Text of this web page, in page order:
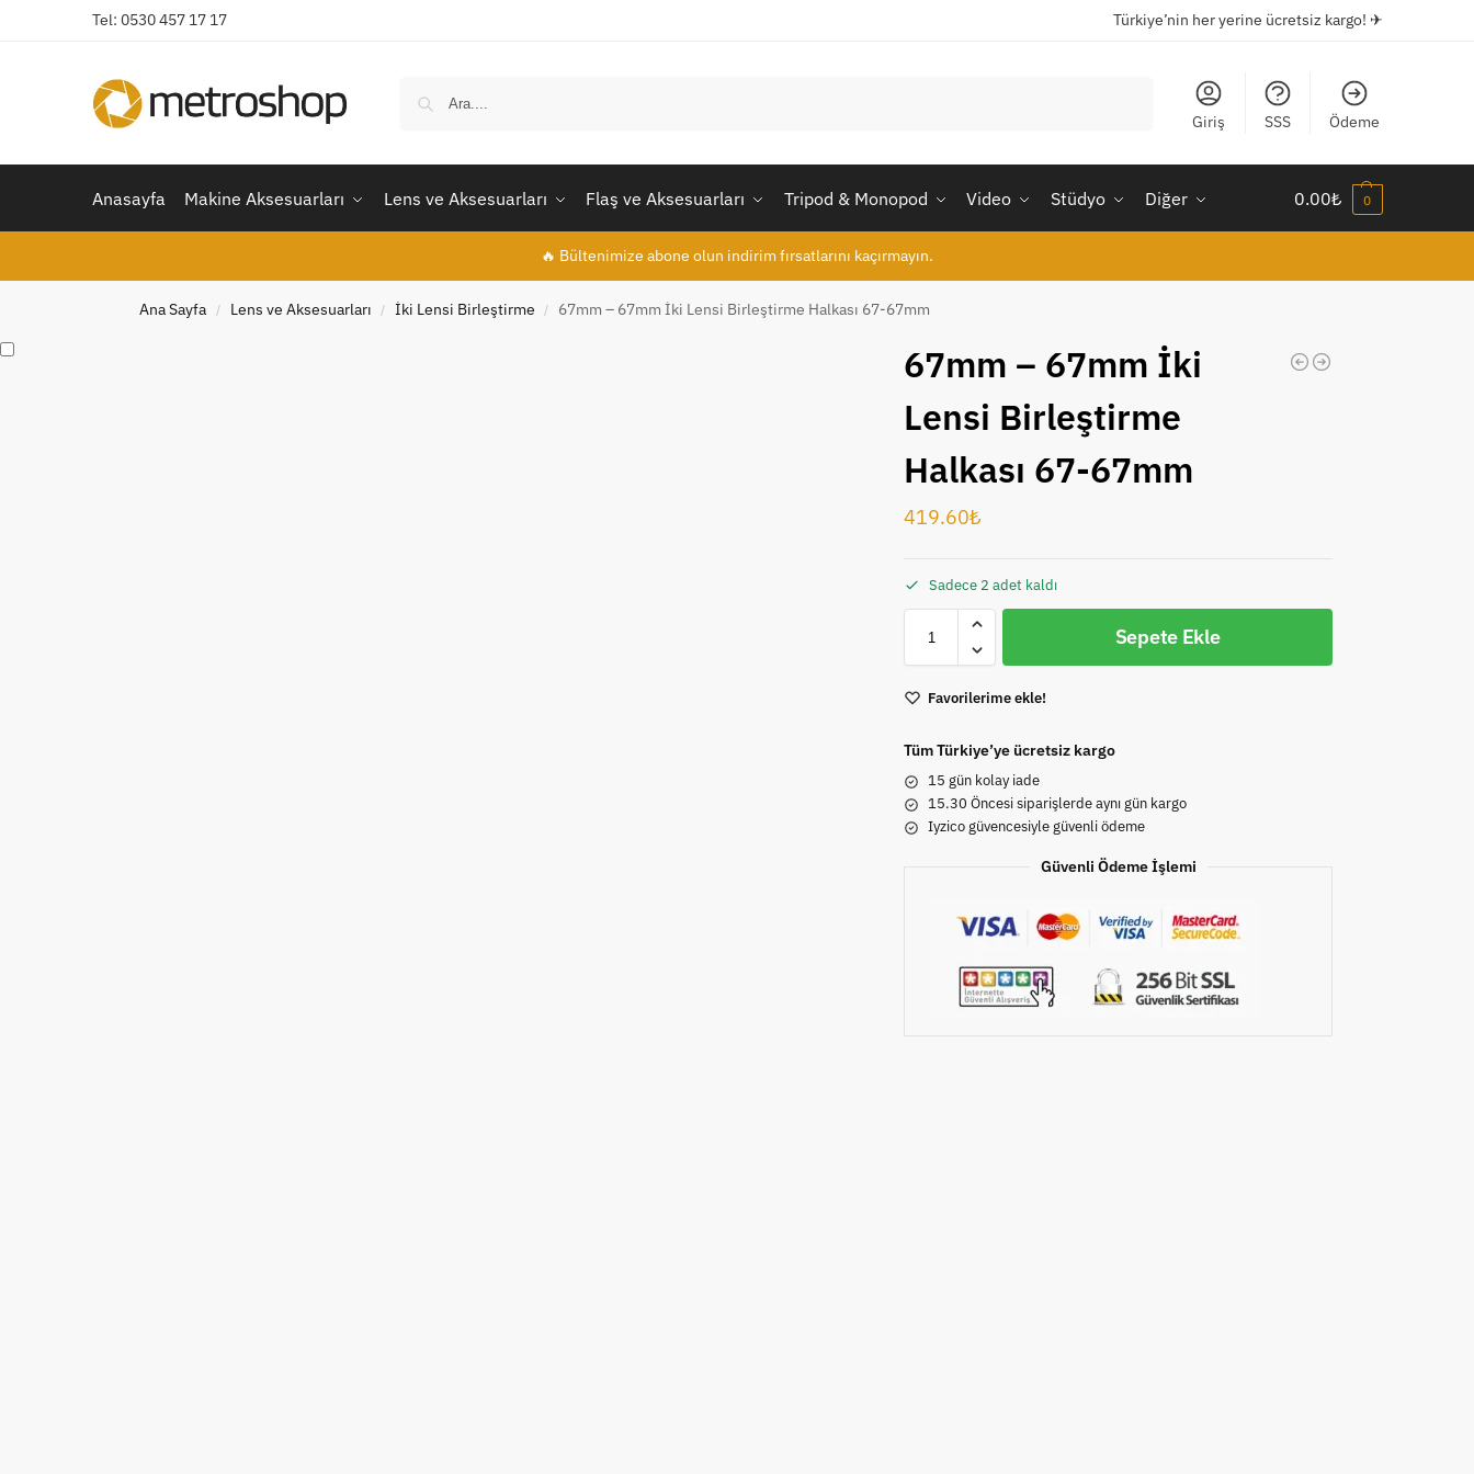
Tel: 0530 457 17 17 Türkiye’nin her yerine ücretsiz kargo! ✈
Giriş SSS Ödeme
Anasayfa Makine Aksesuarları Lens ve Aksesuarları Flaş ve Aksesuarları Tripod & Monopod Video Stüdyo Diğer 0.00₺ 0
🔥 Bültenimize abone olun indirim fırsatlarını kaçırmayın.
Ana Sayfa / Lens ve Aksesuarları / İki Lensi Birleştirme / 67mm – 67mm İki Lensi Birleştirme Halkası 67-67mm
67mm – 67mm İki
Lensi Birleştirme
Halkası 67-67mm
419.60₺
Sadece 2 adet kaldı
Sepete Ekle
Favorilerime ekle!
Tüm Türkiye’ye ücretsiz kargo
15 gün kolay iade
15.30 Öncesi siparişlerde aynı gün kargo
Iyzico güvencesiyle güvenli ödeme
Güvenli Ödeme İşlemi